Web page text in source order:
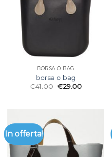
BORSA O BAG
borsa o bag
€41.00 €29.00
In offerta!